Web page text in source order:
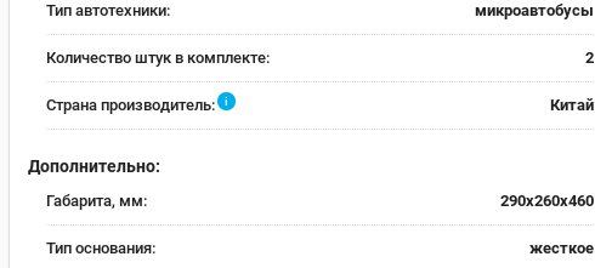
Тип автотехники: микроавтобусы
Количество штук в комплекте: 2
Страна производитель: i Китай
Дополнительно:
Габарита, мм: 290x260x460
Тип основания: жесткое